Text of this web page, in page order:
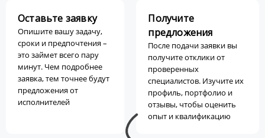
Оставьте заявку
Опишите вашу задачу,
сроки и предпочтения –
это займет всего пару
минут. Чем подробнее
заявка, тем точнее будут
предложения от
исполнителей
Получите
предложения
После подачи заявки вы
получите отклики от
проверенных
специалистов. Изучите их
профиль, портфолио и
отзывы, чтобы оценить
опыт и квалификацию